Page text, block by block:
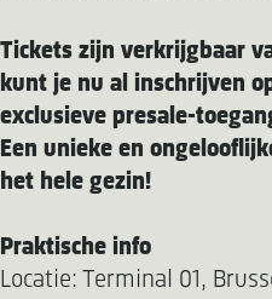
Tickets zijn verkrijgbaar
kunt je nu al inschrijven
exclusieve presale-
Een unieke en
het hele gezin!
Praktische info
Locatie: Terminal 01,